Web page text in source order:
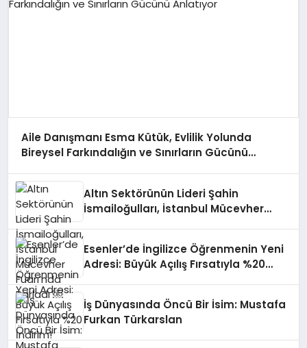
Aile Danışmanı Esma Kütük, Evlilik Yolunda
Bireysel Farkındalığın ve Sınırların Gücünü
Altın Sektörünün Lideri Şahin
İsmailoğulları, İstanbul Mücevher
Esenler’de İngilizce Öğrenmenin Yeni
Adresi: Büyük Açılış Fırsatıyla %20
İş Dünyasında Öncü Bir İsim: Mustafa
Furkan Türkarslan